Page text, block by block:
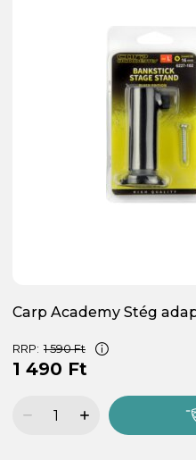
Carp Academy Stég
RRP: 1 590 Ft
1 490 Ft